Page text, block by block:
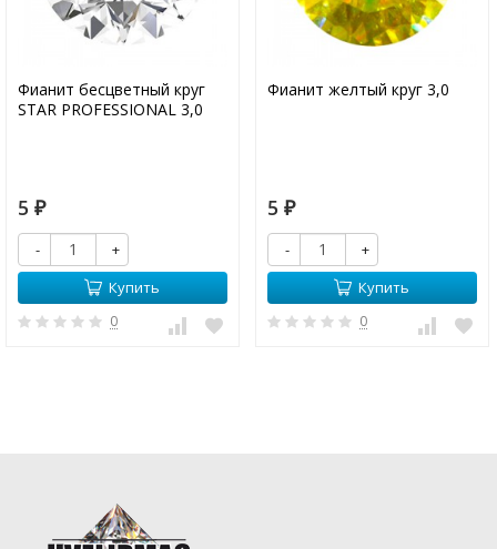
Фианит бесцветный круг
STAR PROFESSIONAL 3,0
5 ₽
-
+
Купить
0
Фианит желтый круг 3,0
5 ₽
-
+
Купить
0